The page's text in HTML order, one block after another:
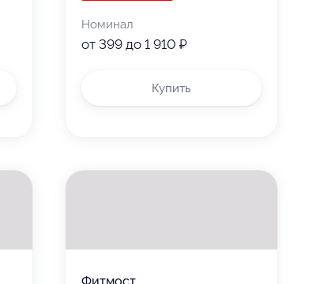
Номинал
от 399 до 1 910 ₽
Купить